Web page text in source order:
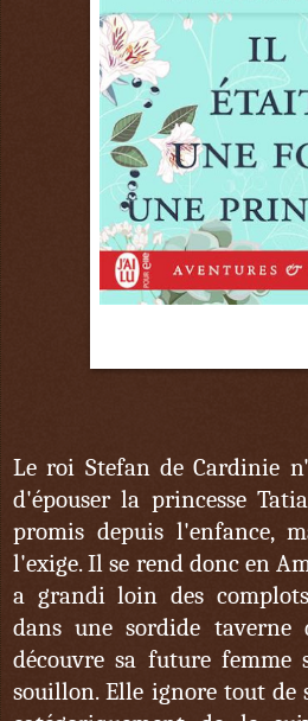
Le roi Stefan de Cardinie
d'épouser la princesse
promis depuis l'enfance,
l'exige. Il se rend donc en
a grandi loin des
dans une sordide
découvre sa future femme
souillon. Elle ignore tout de